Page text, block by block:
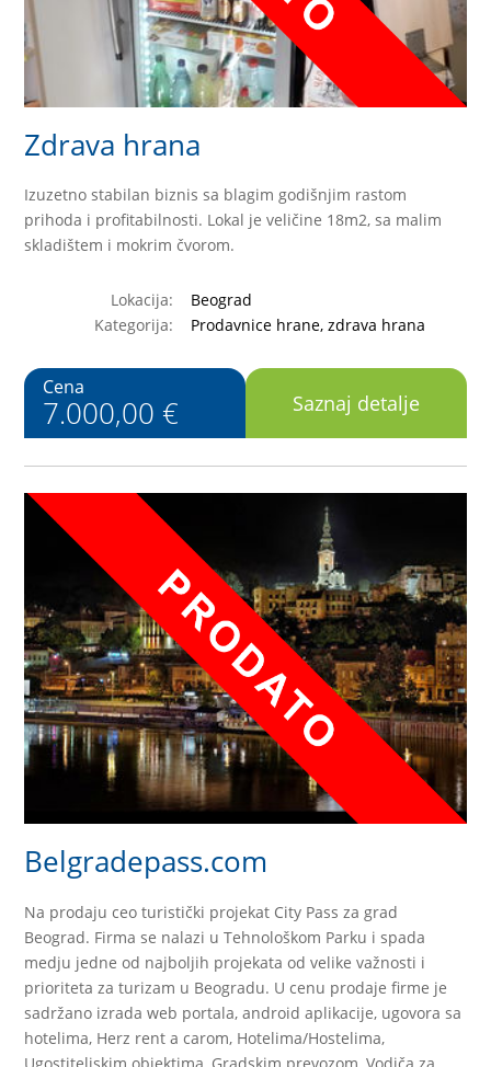
Zdrava hrana
Izuzetno stabilan biznis sa blagim godišnjim rastom
prihoda i profitabilnosti. Lokal je veličine 18m2, sa malim
skladištem i mokrim čvorom.
Lokacija:
Beograd
Kategorija:
Prodavnice hrane, zdrava hrana
Cena
7.000,00 € Saznaj detalje
Belgradepass.com
Na prodaju ceo turistički projekat City Pass za grad
Beograd. Firma se nalazi u Tehnološkom Parku i spada
medju jedne od najboljih projekata od velike važnosti i
prioriteta za turizam u Beogradu. U cenu prodaje firme je
sadržano izrada web portala, android aplikacije, ugovora sa
hotelima, Herz rent a carom, Hotelima/Hostelima,
Ugostiteljskim objektima, Gradskim prevozom, Vodiča za